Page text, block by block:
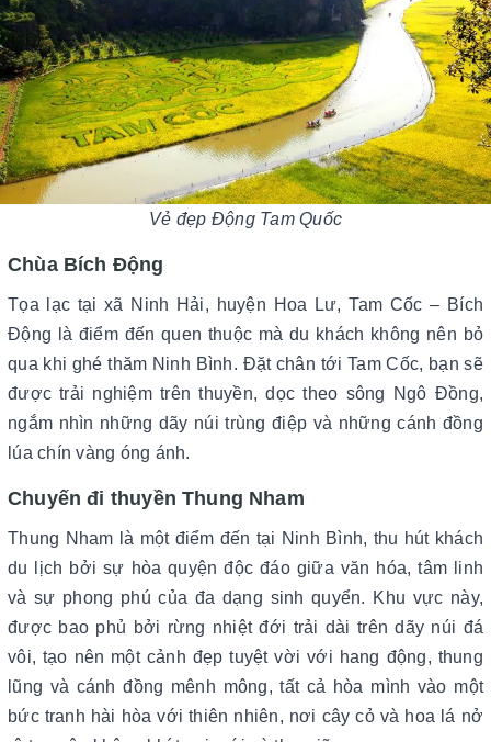
Vẻ đẹp Động Tam Quốc
Chùa Bích Động
Tọa lạc tại xã Ninh Hải, huyện Hoa Lư, Tam Cốc – Bích
Động là điểm đến quen thuộc mà du khách không nên bỏ
qua khi ghé thăm Ninh Bình. Đặt chân tới Tam Cốc, bạn sẽ
được trải nghiệm trên thuyền, dọc theo sông Ngô Đồng,
ngắm nhìn những dãy núi trùng điệp và những cánh đồng
lúa chín vàng óng ánh.
Chuyến đi thuyền Thung Nham
Thung Nham là một điểm đến tại Ninh Bình, thu hút khách
du lịch bởi sự hòa quyện độc đáo giữa văn hóa, tâm linh
và sự phong phú của đa dạng sinh quyển. Khu vực này,
được bao phủ bởi rừng nhiệt đới trải dài trên dãy núi đá
vôi, tạo nên một cảnh đẹp tuyệt vời với hang động, thung
lũng và cánh đồng mênh mông, tất cả hòa mình vào một
bức tranh hài hòa với thiên nhiên, nơi cây cỏ và hoa lá nở